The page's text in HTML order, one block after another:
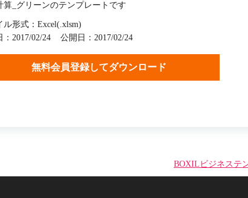
算_グリーンのテンプレートです
ル形式：Excel(.xlsm)
：2017/02/24
公開日：2017/02/24
無料会員登録してダウンロード
BOXILビジネステ